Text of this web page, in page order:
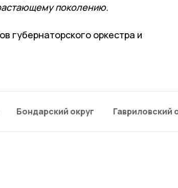
поколению.
губернаторского оркестра и
Бондарский округ Гавриловский